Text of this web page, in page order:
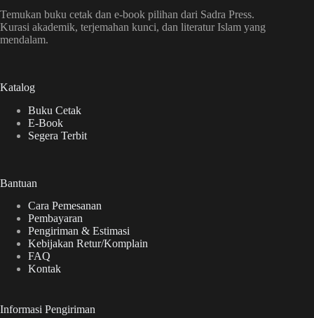
Temukan buku cetak dan e-book pilihan dari Sadra Press.
Kurasi akademik, terjemahan kunci, dan literatur Islam yang
mendalam.
Katalog
Buku Cetak
E-Book
Segera Terbit
Bantuan
Cara Pemesanan
Pembayaran
Pengiriman & Estimasi
Kebijakan Retur/Komplain
FAQ
Kontak
Informasi Pengiriman